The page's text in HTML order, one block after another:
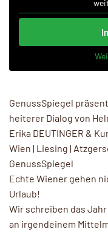
GenussSpiegel
heiterer Dialog von
Erika DEUTINGER &
Wien | Liesing |
GenussSpiegel
Echte Wiener gehen
Urlaub!
Wir schreiben das Jahr
an irgendeinem